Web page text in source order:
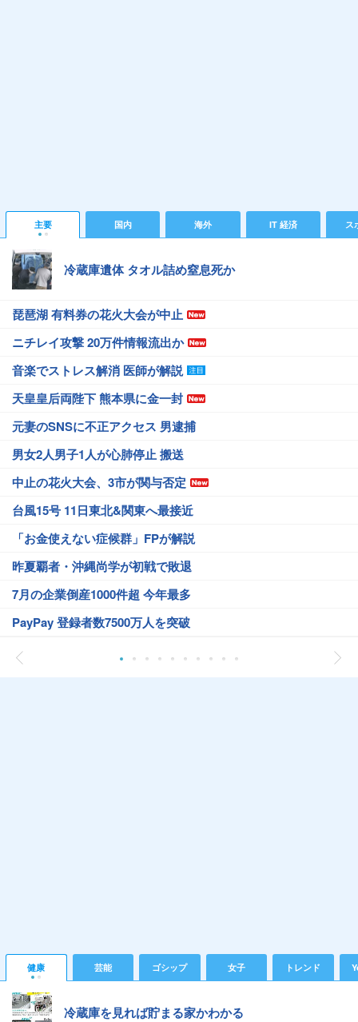
主要 国内 海外 IT 経済 ス
冷蔵庫遺体 タオル詰め窒息死か
琵琶湖 有料券の花火大会が中止
ニチレイ攻撃 20万件情報流出か
音楽でストレス解消 医師が解説
天皇皇后両陛下 熊本県に金一封
元妻のSNSに不正アクセス 男逮捕
男女2人男子1人が心肺停止 搬送
中止の花火大会、3市が関与否定
台風15号 11日東北&関東へ最接近
「お金使えない症候群」FPが解説
昨夏覇者・沖縄尚学が初戦で敗退
7月の企業倒産1000件超 今年最多
PayPay 登録者数7500万人を突破
健康 芸能 ゴシップ 女子 トレンド
冷蔵庫を見れば貯まる家かわかる